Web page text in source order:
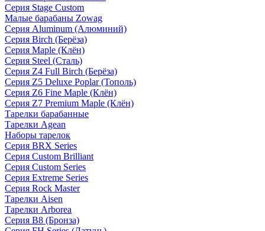
Серия Stage Custom
Малые барабаны Zowag
Серия Aluminum (Алюминий)
Серия Birch (Берёза)
Серия Maple (Клён)
Серия Steel (Сталь)
Серия Z4 Full Birch (Берёза)
Серия Z5 Deluxe Poplar (Тополь)
Серия Z6 Fine Maple (Клён)
Серия Z7 Premium Maple (Клён)
Тарелки барабанные
Тарелки Agean
Наборы тарелок
Серия BRX Series
Серия Custom Brilliant
Серия Custom Series
Серия Extreme Series
Серия Rock Master
Тарелки Aisen
Тарелки Arborea
Серия B8 (Бронза)